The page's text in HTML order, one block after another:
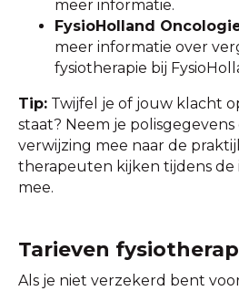
meer informatie.
FysioHolland
meer informatie over
fysiotherapie bij
Tip: Twijfel je of jouw klacht
staat? Neem je
verwijzing mee naar de
therapeuten kijken tijdens de
mee.
Tarieven
Als je niet verzekerd bent